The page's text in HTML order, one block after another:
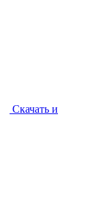
Скачать и